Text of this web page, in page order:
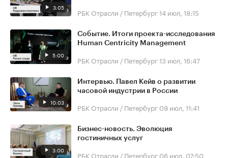
3:05 РБК Отрасли / Петербург14 июл, 18:15
5:00
Событие. Итоги проекта-исследования
Human Centricity Management
РБК Отрасли / Петербург13 июл, 16:47
10:03
Интервью. Павел Кейв о развитии
часовой индустрии в России
РБК Отрасли / Петербург 09 июл, 11:41
3:00
Бизнес-новость. Эволюция
гостиничных услуг
РБК Отрасли / Петербург 06 июл, 07:50